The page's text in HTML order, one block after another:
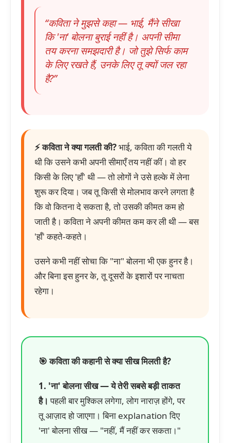
“कविता ने मुझसे कहा — भाई, मैंने सीखा
कि 'ना' बोलना बुराई नहीं है। अपनी सीमा
तय करना समझदारी है। जो तुझे सिर्फ काम
के लिए रखते हैं, उनके लिए तू क्यों जल रहा
है?”
⚡ कविता ने क्या गलती की?भाई, कविता की गलती ये
थी कि उसने कभी अपनी सीमाएँ तय नहीं कीं। वो हर
किसी के लिए 'हाँ' थी — तो लोगों ने उसे हल्के में लेना
शुरू कर दिया। जब तू किसी से मोलभाव करने लगता है
कि वो कितना दे सकता है, तो उसकी कीमत कम हो
जाती है। कविता ने अपनी कीमत कम कर ली थी — बस
'हाँ' कहते-कहते।
उसने कभी नहीं सोचा कि "ना" बोलना भी एक हुनर है।
और बिना इस हुनर के, तू दूसरों के इशारों पर नाचता
रहेगा।
🎯 कविता की कहानी से क्या सीख मिलती है?
1. 'ना' बोलना सीख — ये तेरी सबसे बड़ी ताकत
है। पहली बार मुश्किल लगेगा, लोग नाराज़ होंगे, पर
तू आज़ाद हो जाएगा। बिना explanation दिए
'ना' बोलना सीख — "नहीं, मैं नहीं कर सकता।"